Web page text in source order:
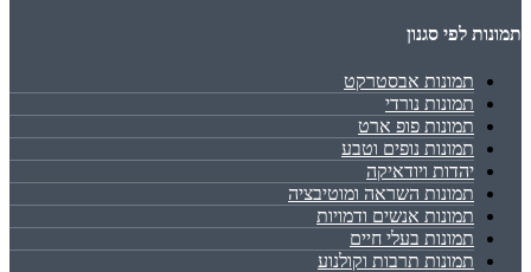
תמונות לפי סגנון
תמונות אבסטרקט
תמונות נורדי
תמונות פופ ארט
תמונות נופים וטבע
יהדות ויודאיקה
תמונות השראה ומוטיבציה
תמונות אנשים ודמויות
תמונות בעלי חיים
תמונות תרבות וקולנוע